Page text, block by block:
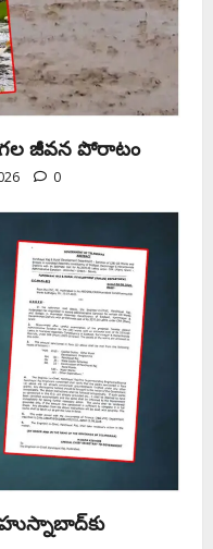
జీవన పోరాటం
0
| హుస్నాబాద్‌కు